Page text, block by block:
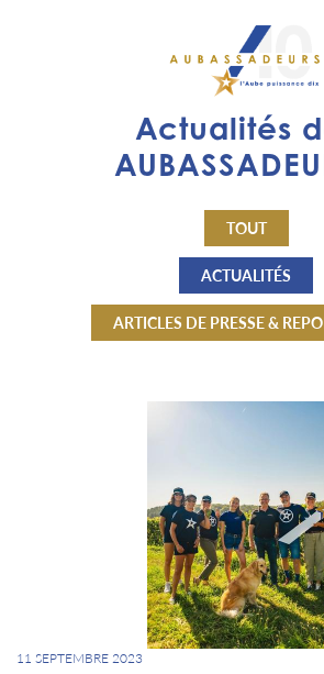
Actualités
TOUT
ACTUALITÉS
ARTICLES DE PRESSE &
11 SEPTEMBRE 2023